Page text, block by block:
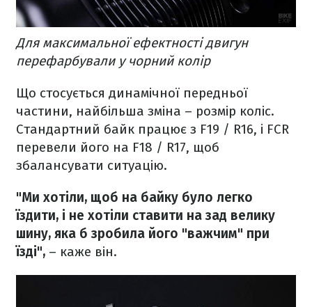
Для максимальної ефектності двигун
перефарбували у чорний колір
Що стосується динамічної передньої
частини, найбільша зміна – розмір коліс.
Стандартний байк працює з F19 / R16, і FCR
перевели його на F18 / R17, щоб
збалансувати ситуацію.
"Ми хотіли, щоб на байку було легко
їздити, і не хотіли ставити на зад велику
шину, яка б зробила його "важчим" при
їзді", – каже він.